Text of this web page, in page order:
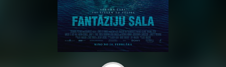
Новости
Подарки